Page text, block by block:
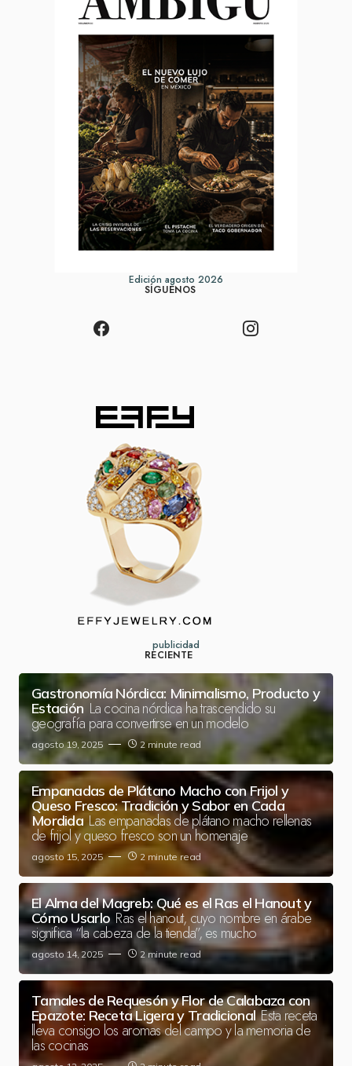
Edición agosto 2026
SÍGUENOS
publicidad
RECIENTE
Gastronomía Nórdica: Minimalismo, Producto y
Estación La cocina nórdica ha trascendido su
geografía para convertirse en un modelo
agosto 19, 2025 2 minute read
Empanadas de Plátano Macho con Frijol y
Queso Fresco: Tradición y Sabor en Cada
Mordida Las empanadas de plátano macho rellenas
de frijol y queso fresco son un homenaje
agosto 15, 2025 2 minute read
El Alma del Magreb: Qué es el Ras el Hanout y
Cómo Usarlo Ras el hanout, cuyo nombre en árabe
significa “la cabeza de la tienda”, es mucho
agosto 14, 2025 2 minute read
Tamales de Requesón y Flor de Calabaza con
Epazote: Receta Ligera y Tradicional Esta receta
lleva consigo los aromas del campo y la memoria de
las cocinas